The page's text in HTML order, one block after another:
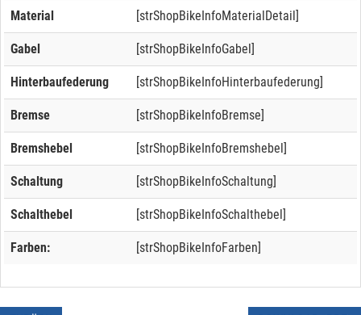
Material [strShopBikeInfoMaterialDetail]
Gabel [strShopBikeInfoGabel]
Hinterbaufederung [strShopBikeInfoHinterbaufederung]
Bremse [strShopBikeInfoBremse]
Bremshebel [strShopBikeInfoBremshebel]
Schaltung [strShopBikeInfoSchaltung]
Schalthebel [strShopBikeInfoSchalthebel]
Farben: [strShopBikeInfoFarben]